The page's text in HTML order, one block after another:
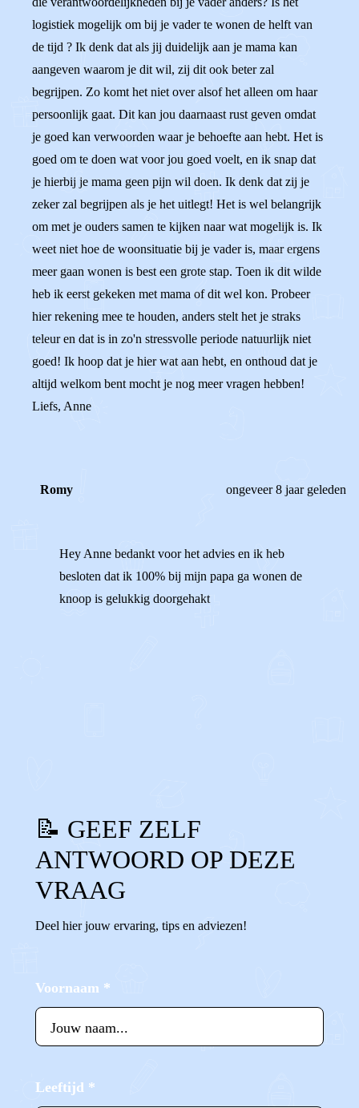
logistiek mogelijk om bij je vader te wonen de helft van
de tijd ? Ik denk dat als jij duidelijk aan je mama kan
aangeven waarom je dit wil, zij dit ook beter zal
begrijpen. Zo komt het niet over alsof het alleen om haar
persoonlijk gaat. Dit kan jou daarnaast rust geven omdat
je goed kan verwoorden waar je behoefte aan hebt. Het is
goed om te doen wat voor jou goed voelt, en ik snap dat
je hierbij je mama geen pijn wil doen. Ik denk dat zij je
zeker zal begrijpen als je het uitlegt! Het is wel belangrijk
om met je ouders samen te kijken naar wat mogelijk is. Ik
weet niet hoe de woonsituatie bij je vader is, maar ergens
meer gaan wonen is best een grote stap. Toen ik dit wilde
heb ik eerst gekeken met mama of dit wel kon. Probeer
hier rekening mee te houden, anders stelt het je straks
teleur en dat is in zo'n stressvolle periode natuurlijk niet
goed! Ik hoop dat je hier wat aan hebt, en onthoud dat je
altijd welkom bent mocht je nog meer vragen hebben!
Liefs, Anne
Romy ongeveer 8 jaar geleden
Hey Anne bedankt voor het advies en ik heb
besloten dat ik 100% bij mijn papa ga wonen de
knoop is gelukkig doorgehakt
📝 GEEF ZELF
ANTWOORD OP DEZE
VRAAG
Deel hier jouw ervaring, tips en adviezen!
Voornaam *
Leeftijd *